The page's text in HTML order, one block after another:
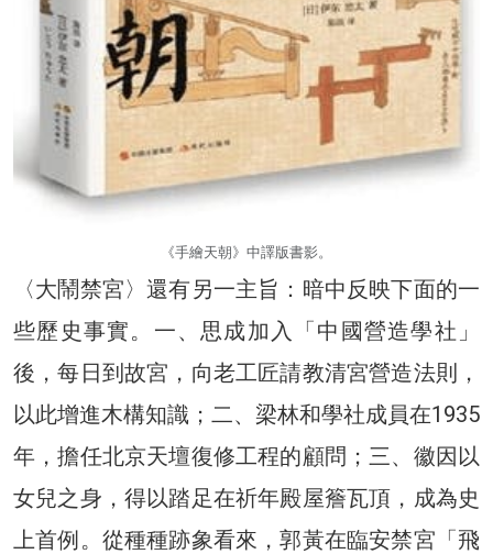
《手繪天朝》中譯版書影。
〈大鬧禁宮〉還有另一主旨：暗中反映下面的一
些歷史事實。一、思成加入「中國營造學社」
後，每日到故宮，向老工匠請教清宮營造法則，
以此增進木構知識；二、梁林和學社成員在1935
年，擔任北京天壇復修工程的顧問；三、徽因以
女兒之身，得以踏足在祈年殿屋簷瓦頂，成為史
上首例。從種種跡象看來，郭黃在臨安禁宮「飛